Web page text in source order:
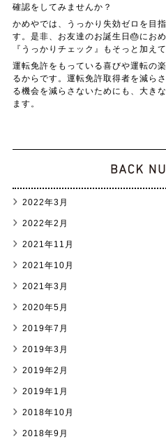
確認をしてみませんか？
かめやでは、うっかり失効ゼロを目
す。是非、お友達のお誕生日🎂にお
『うっかりチェック』もそっと加え
運転免許をもっている喜びや運転の
るからです。運転免許取得者を減ら
る機会を減らさないためにも、大き
ます。
2022年3月
2022年2月
2021年11月
2021年10月
2021年3月
2020年5月
2019年7月
2019年3月
2019年2月
2019年1月
2018年10月
2018年9月